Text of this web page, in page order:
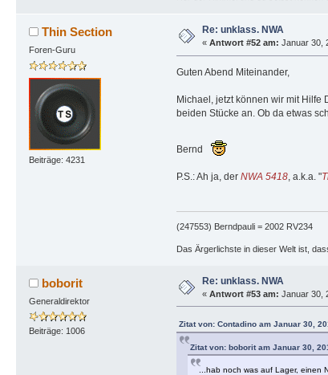
Thin Section
Foren-Guru
Beiträge: 4231
Re: unklass. NWA
« Antwort #52 am: Januar 30,
Guten Abend Miteinander,
Michael, jetzt können wir mit Hilfe
beiden Stücke an. Ob da etwas
Bernd
P.S.: Ah ja, der NWA 5418, a.k.a. "
(247553) Berndpauli = 2002 RV234
Das Ärgerlichste in dieser Welt ist,
boborit
Generaldirektor
Beiträge: 1006
Re: unklass. NWA
« Antwort #53 am: Januar 30,
Zitat von: Contadino am Januar 30,
Zitat von: boborit am Januar 30,
...hab noch was auf Lager, einen